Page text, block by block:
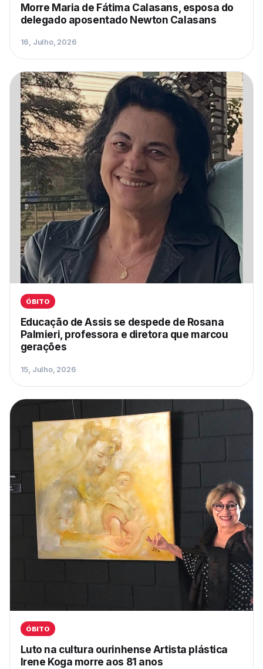
Morre Maria de Fátima Calasans, esposa do
delegado aposentado Newton Calasans
16, Julho, 2026
ÓBITO
Educação de Assis se despede de Rosana
Palmieri, professora e diretora que marcou
gerações
15, Julho, 2026
ÓBITO
Luto na cultura ourinhense Artista plástica
Irene Koga morre aos 81 anos